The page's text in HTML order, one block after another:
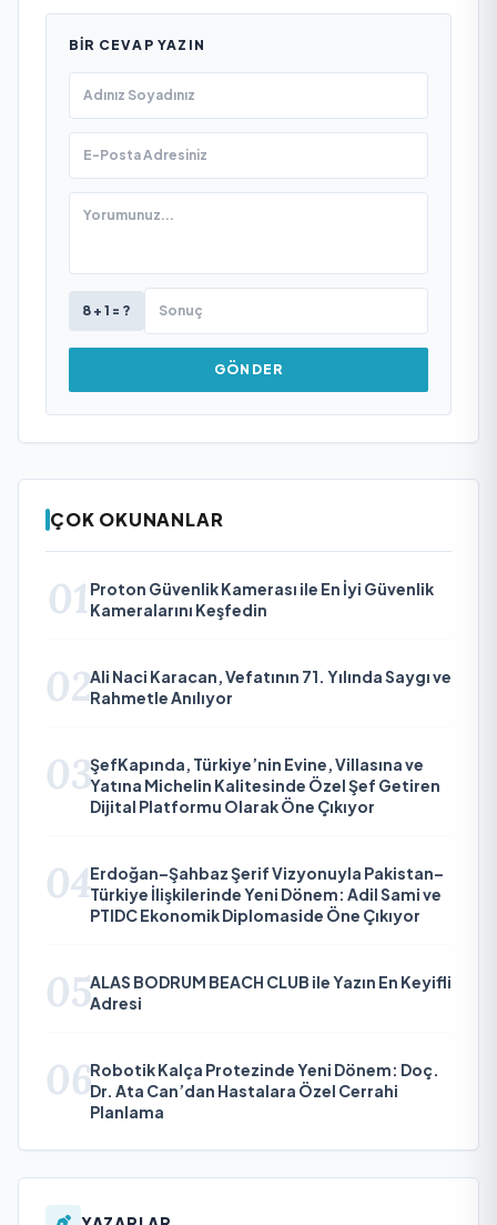
BIR CEVAP YAZIN
8 + 1 = ?
GÖNDER
ÇOK OKUNANLAR
01 Proton Güvenlik Kamerası ile En İyi Güvenlik
Kameralarını Keşfedin
02Ali Naci Karacan, Vefatının 71. Yılında Saygı ve
Rahmetle Anılıyor
03ŞefKapında, Türkiye’nin Evine, Villasına ve
Yatına Michelin Kalitesinde Özel Şef Getiren
Dijital Platformu Olarak Öne Çıkıyor
04Erdoğan–Şahbaz Şerif Vizyonuyla Pakistan–
Türkiye İlişkilerinde Yeni Dönem: Adil Sami ve
PTIDC Ekonomik Diplomaside Öne Çıkıyor
05ALAS BODRUM BEACH CLUB ile Yazın En Keyifli
Adresi
06Robotik Kalça Protezinde Yeni Dönem: Doç.
Dr. Ata Can’dan Hastalara Özel Cerrahi
Planlama